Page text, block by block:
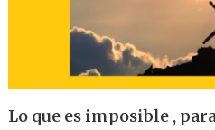
Lo que es imposible ,